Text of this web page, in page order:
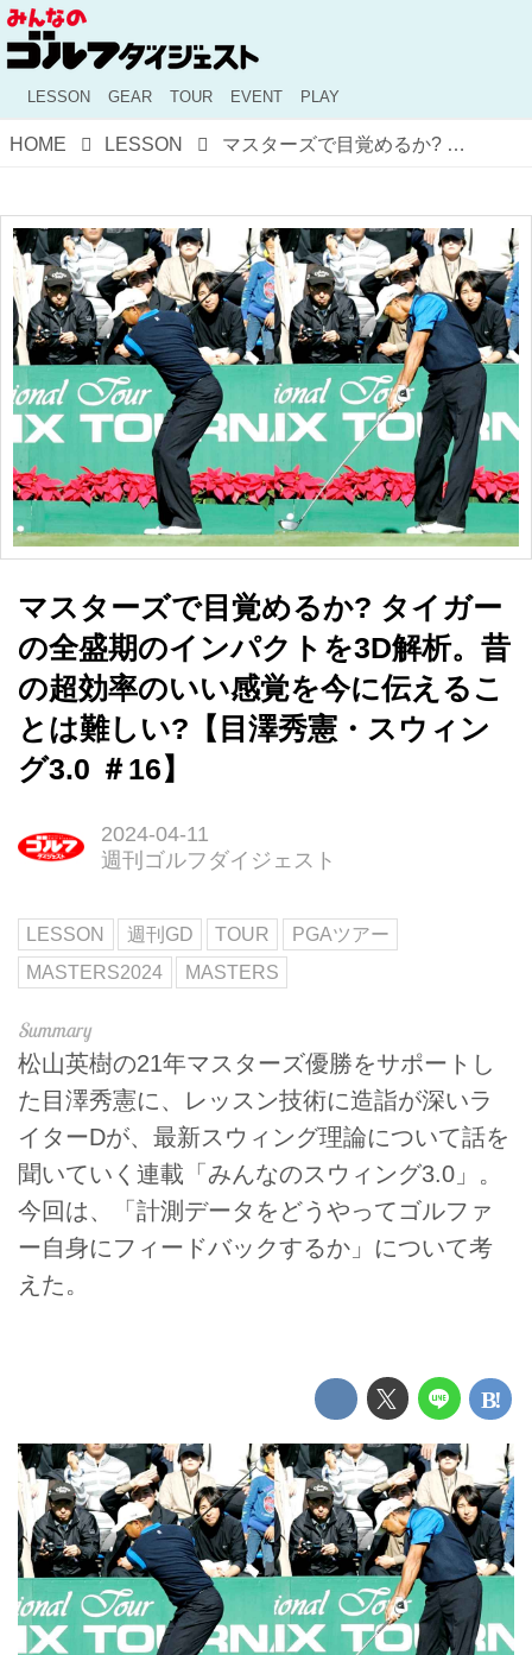
LESSON GEAR TOUR EVENT PLAY
HOME LESSON マスターズで目覚めるか? タイガーの全盛期のインパクトを3D解析。昔の超効率のいい感覚を今に伝えることは難しい?【目澤秀憲・スウィング3.0 ＃16】
マスターズで目覚めるか? タイガー
の全盛期のインパクトを3D解析。昔
の超効率のいい感覚を今に伝えるこ
とは難しい?【目澤秀憲・スウィン
グ3.0 ＃16】
2024-04-11
週刊ゴルフダイジェスト
LESSON 週刊GD TOUR
PGAツアー
MASTERS2024
MASTERS
松山英樹の21年マスターズ優勝をサポートし
た目澤秀憲に、レッスン技術に造詣が深いラ
イターDが、最新スウィング理論について話を
聞いていく連載「みんなのスウィング3.0」。
今回は、「計測データをどうやってゴルファ
ー自身にフィードバックするか」について考
えた。